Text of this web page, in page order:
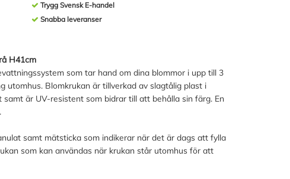
Trygg Svensk E-handel
Snabba leveranser
H41cm
som tar hand om dina blommor i upp till 3
utomhus. Blomkrukan är tillverkad av slagtålig plast i
är UV-resistent som bidrar till att behålla sin färg. En
samt mätsticka som indikerar när det är dags att fylla
som kan användas när krukan står utomhus för att